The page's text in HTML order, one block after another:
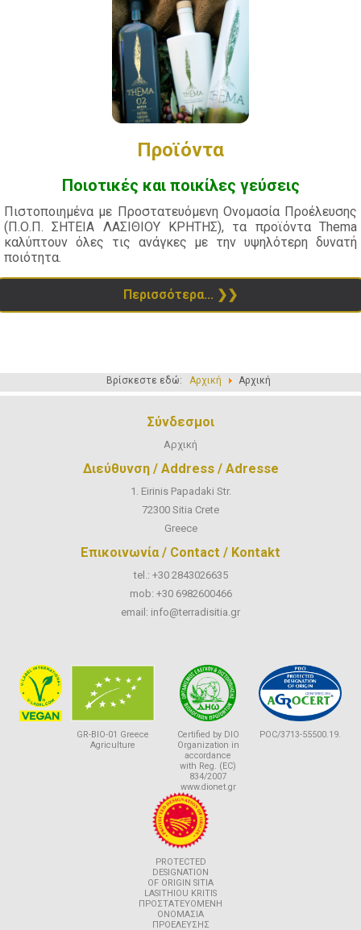
Προϊόντα
Ποιοτικές και ποικίλες γεύσεις
Πιστοποιημένα με Προστατευόμενη Ονομασία Προέλευσης
(Π.Ο.Π. ΣΗΤΕΙΑ ΛΑΣΙΘΙΟΥ ΚΡΗΤΗΣ), τα προϊόντα Thema
καλύπτουν όλες τις ανάγκες με την υψηλότερη δυνατή
ποιότητα.
Περισσότερα...
Βρίσκεστε εδώ: Αρχική Αρχική
Σύνδεσμοι
Αρχική
Διεύθυνση / Address / Adresse
1. Eirinis Papadaki Str.
72300 Sitia Crete
Greece
Επικοινωνία / Contact / Kontakt
tel.: +30 2843026635
mob: +30 6982600466
email: info@terradisitia.gr
GR-BIO-01 Greece
Agriculture
Certified by DIO
Organization in
accordance
with Reg. (EC)
834/2007
www.dionet.gr
POC/3713-55500.19.
PROTECTED
DESIGNATION
OF ORIGIN SITIA
LASITHIOU KRITIS
ΠΡΟΣΤΑΤΕΥΟΜΕΝΗ
ΟΝΟΜΑΣΙΑ
ΠΡΟΕΛΕΥΣΗΣ